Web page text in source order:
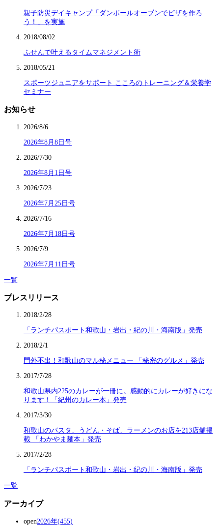
親子防災デイキャンプ「ダンボールオーブンでピザを作ろ
う！」を実施
2018/08/02
ふせんで叶えるタイムマネジメント術
2018/05/21
スポーツジュニアをサポート こころのトレーニング＆栄養学
セミナー
お知らせ
2026/8/6
2026年8月8日号
2026/7/30
2026年8月1日号
2026/7/23
2026年7月25日号
2026/7/16
2026年7月18日号
2026/7/9
2026年7月11日号
一覧
プレスリリース
2018/2/28
「ランチパスポート和歌山・岩出・紀の川・海南版」発売
2018/2/1
門外不出！和歌山のマル秘メニュー 「秘密のグルメ」発売
2017/7/28
和歌山県内225のカレーが一冊に。感動的にカレーが好きにな
ります！「紀州のカレー本」発売
2017/3/30
和歌山のパスタ、うどん・そば、ラーメンのお店を213店舗掲
載 「わかやま麺本」発売
2017/2/28
「ランチパスポート和歌山・岩出・紀の川・海南版」発売
一覧
アーカイブ
open2026年(455)